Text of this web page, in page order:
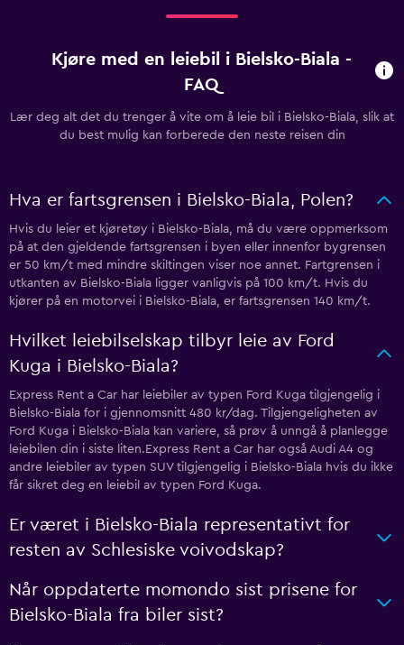
Kjøre med en leiebil i Bielsko-Biala -
FAQ
Lær deg alt det du trenger å vite om å leie bil i Bielsko-Biala, slik at
du best mulig kan forberede den neste reisen din
Hva er fartsgrensen i Bielsko-Biala, Polen?
Hvis du leier et kjøretøy i Bielsko-Biala, må du være oppmerksom
på at den gjeldende fartsgrensen i byen eller innenfor bygrensen
er 50 km/t med mindre skiltingen viser noe annet. Fartgrensen i
utkanten av Bielsko-Biala ligger vanligvis på 100 km/t. Hvis du
kjører på en motorvei i Bielsko-Biala, er fartsgrensen 140 km/t.
Hvilket leiebilselskap tilbyr leie av Ford
Kuga i Bielsko-Biala?
Express Rent a Car har leiebiler av typen Ford Kuga tilgjengelig i
Bielsko-Biala for i gjennomsnitt 480 kr/dag. Tilgjengeligheten av
Ford Kuga i Bielsko-Biala kan variere, så prøv å unngå å planlegge
leiebilen din i siste liten.Express Rent a Car har også Audi A4 og
andre leiebiler av typen SUV tilgjengelig i Bielsko-Biala hvis du ikke
får sikret deg en leiebil av typen Ford Kuga.
Er været i Bielsko-Biala representativt for
resten av Schlesiske voivodskap?
Når oppdaterte momondo sist prisene for
Bielsko-Biala fra biler sist?